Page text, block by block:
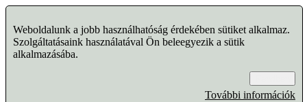
Weboldalunk a jobb használhatóság érdekében sütiket alkalmaz.
Szolgáltatásaink használatával Ön beleegyezik a sütik
alkalmazásába.
További információk